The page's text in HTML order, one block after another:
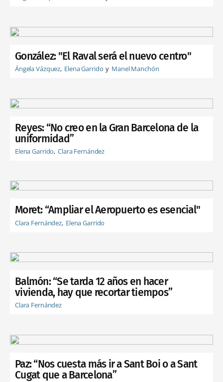
González: "El Raval será el nuevo centro"
Ángela Vázquez Elena Garrido Manel Manchón
Reyes: “No creo en la Gran Barcelona de la
uniformidad”
Elena Garrido Clara Fernández
Moret: “Ampliar el Aeropuerto es esencial"
Clara Fernández Elena Garrido
Balmón: “Se tarda 12 años en hacer
vivienda, hay que recortar tiempos”
Clara Fernández
Paz: “Nos cuesta más ir a Sant Boi o a Sant
Cugat que a Barcelona”